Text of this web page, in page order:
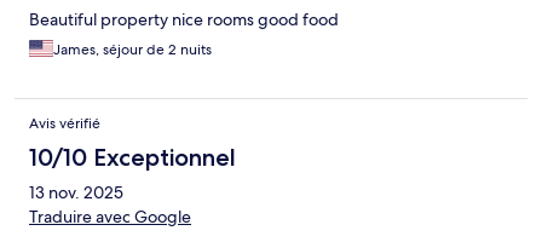
Beautiful property nice rooms good food
James, séjour de 2 nuits
Avis vérifié
10/10 Exceptionnel
13 nov. 2025
Traduire avec Google